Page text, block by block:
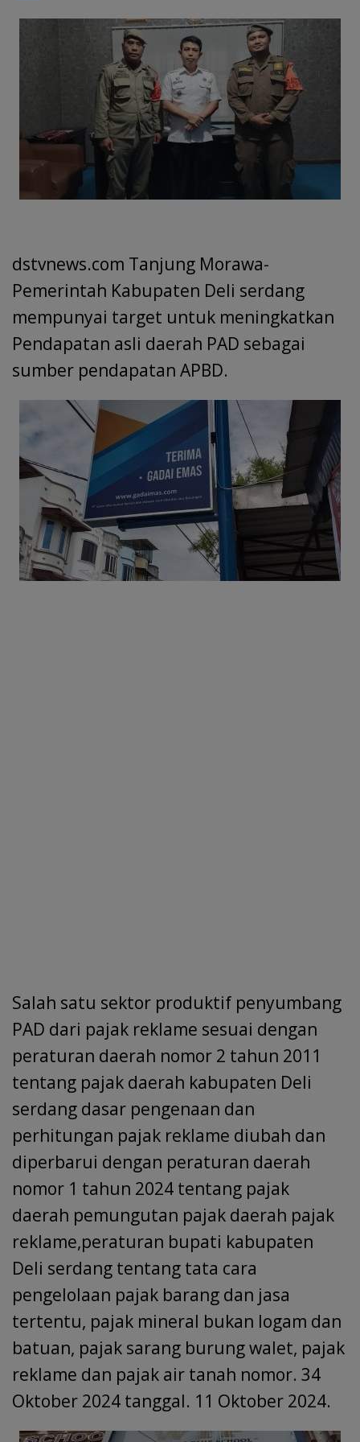
e
dI
n
l gr
a
m
a
d
s
er
h
dstvnews.com Tanjung Morawa-
Pemerintah Kabupaten Deli serdang
mempunyai target untuk meningkatkan
Pendapatan asli daerah PAD sebagai
sumber pendapatan APBD.
Salah satu sektor produktif penyumbang
PAD dari pajak reklame sesuai dengan
peraturan daerah nomor 2 tahun 2011
tentang pajak daerah kabupaten Deli
serdang dasar pengenaan dan
perhitungan pajak reklame diubah dan
diperbarui dengan peraturan daerah
nomor 1 tahun 2024 tentang pajak
daerah pemungutan pajak daerah pajak
reklame,peraturan bupati kabupaten
Deli serdang tentang tata cara
pengelolaan pajak barang dan jasa
tertentu, pajak mineral bukan logam dan
batuan, pajak sarang burung walet, pajak
reklame dan pajak air tanah nomor. 34
Oktober 2024 tanggal. 11 Oktober 2024.